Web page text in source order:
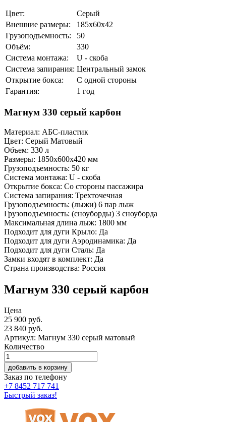
Цвет:
Серый
Внешние размеры:
185х60х42
Грузоподъемность:
50
Объём:
330
Система монтажа:
U - скоба
Система запирания: Центральный замок
Открытие бокса:
С одной стороны
Гарантия:
1 год
Магнум 330 серый карбон
Материал: АБС-пластик
Цвет: Серый Матовый
Объем: 330 л
Размеры: 1850х600х420 мм
Грузоподъемность: 50 кг
Система монтажа: U - скоба
Открытие бокса: Со стороны пассажира
Система запирания: Трехточечная
Грузоподъемность: (лыжи) 6 пар лыж
Грузоподъемность: (сноуборды) 3 сноуборда
Максимальная длина лыж: 1800 мм
Подходит для дуги Крыло: Да
Подходит для дуги Аэродинамика: Да
Подходит для дуги Сталь: Да
Замки входят в комплект: Да
Страна производства: Россия
Магнум 330 серый карбон
Цена
25 900 руб.
23 840 руб.
Артикул: Магнум 330 серый матовый
Количество
добавить в корзину
Заказ по телефону
+7 8452 717 741
Быстрый заказ!